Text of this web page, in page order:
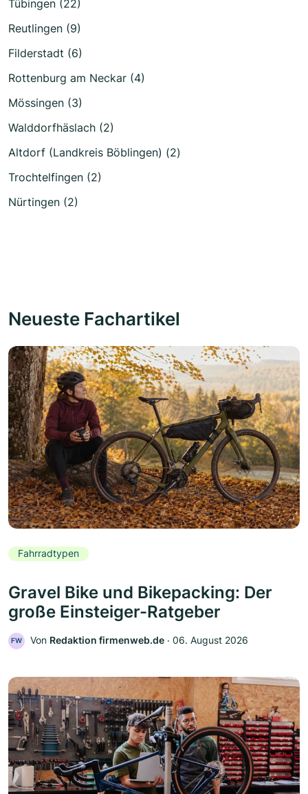
Tübingen (22)
Reutlingen (9)
Filderstadt (6)
Rottenburg am Neckar (4)
Mössingen (3)
Walddorfhäslach (2)
Altdorf (Landkreis Böblingen) (2)
Trochtelfingen (2)
Nürtingen (2)
Neueste Fachartikel
Fahrradtypen
Gravel Bike und Bikepacking: Der
große Einsteiger-Ratgeber
FW Von Redaktion firmenweb.de ‧ 06. August 2026